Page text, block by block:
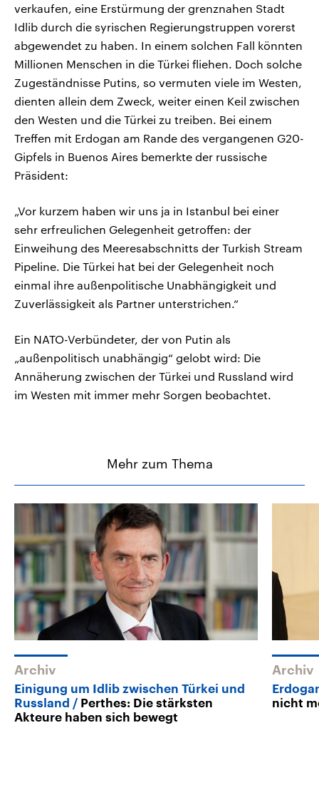
verkaufen, eine Erstürmung der grenznahen Stadt
Idlib durch die syrischen Regierungstruppen vorerst
abgewendet zu haben. In einem solchen Fall könnten
Millionen Menschen in die Türkei fliehen. Doch solche
Zugeständnisse Putins, so vermuten viele im Westen,
dienten allein dem Zweck, weiter einen Keil zwischen
den Westen und die Türkei zu treiben. Bei einem
Treffen mit Erdogan am Rande des vergangenen G20-
Gipfels in Buenos Aires bemerkte der russische
Präsident:
„Vor kurzem haben wir uns ja in Istanbul bei einer
sehr erfreulichen Gelegenheit getroffen: der
Einweihung des Meeresabschnitts der Turkish Stream
Pipeline. Die Türkei hat bei der Gelegenheit noch
einmal ihre außenpolitische Unabhängigkeit und
Zuverlässigkeit als Partner unterstrichen.“
Ein NATO-Verbündeter, der von Putin als
„außenpolitisch unabhängig“ gelobt wird: Die
Annäherung zwischen der Türkei und Russland wird
im Westen mit immer mehr Sorgen beobachtet.
Mehr zum Thema
Archiv
Einigung um Idlib zwischen Türkei und
Russland
Perthes: Die stärksten
Akteure haben sich bewegt
Archiv
nicht